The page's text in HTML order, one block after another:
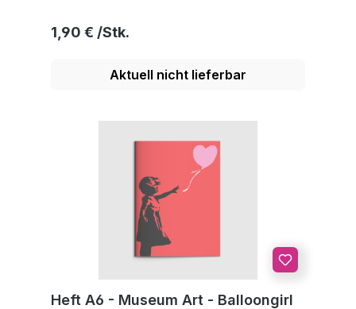
Regulärer Preis:
1,90 €
Aktuell nicht lieferbar
Heft A6 - Museum Art - Balloongirl